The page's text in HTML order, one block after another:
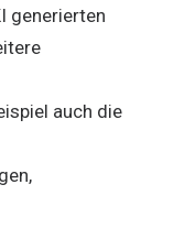
generierten
auch die